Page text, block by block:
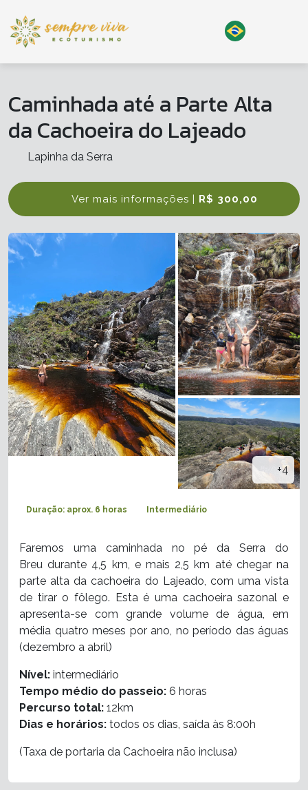
Caminhada até a Parte Alta
da Cachoeira do Lajeado
Lapinha da Serra
Ver mais informações | R$ 300,00
+4
Duração: aprox. 6 horas Intermediário
Faremos uma caminhada no pé da Serra do
Breu durante 4,5 km, e mais 2,5 km até chegar na
parte alta da cachoeira do Lajeado, com uma vista
de tirar o fôlego. Esta é uma cachoeira sazonal e
apresenta-se com grande volume de água, em
média quatro meses por ano, no período das águas
(dezembro a abril)
Nível: intermediário
Tempo médio do passeio: 6 horas
Percurso total: 12km
Dias e horários: todos os dias, saída às 8:00h
(Taxa de portaria da Cachoeira não inclusa)